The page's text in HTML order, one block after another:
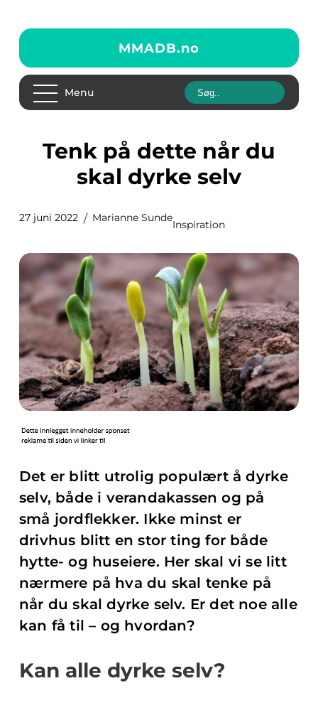
MMADB.no
Menu
Tenk på dette når du
skal dyrke selv
27 juni 2022 Marianne Sunde
Inspiration
Det er blitt utrolig populært å dyrke
selv, både i verandakassen og på
små jordflekker. Ikke minst er
drivhus blitt en stor ting for både
hytte- og huseiere. Her skal vi se litt
nærmere på hva du skal tenke på
når du skal dyrke selv. Er det noe alle
kan få til – og hvordan?
Kan alle dyrke selv?